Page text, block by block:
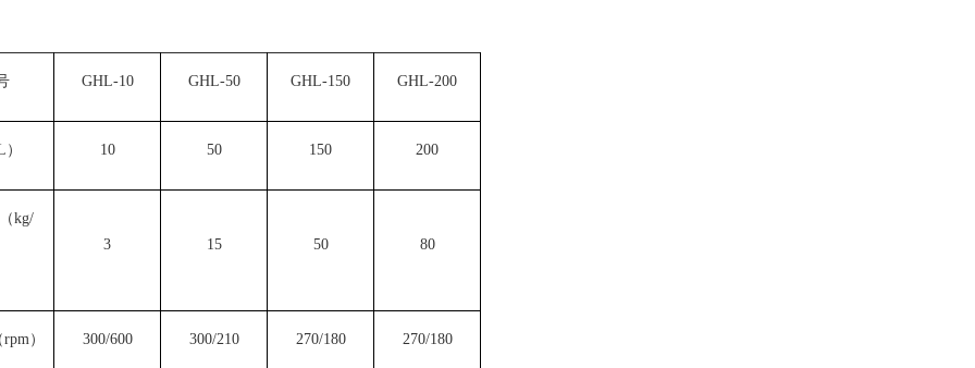
GHL-10 GHL-50 GHL-150 GHL-200
10 50 150 200
kg/
3 15 50 80
） 300/600 300/210 270/180 270/180